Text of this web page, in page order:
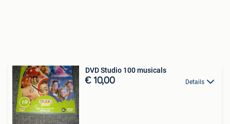
DVD Studio 100 musicals
€ 10,00 Details